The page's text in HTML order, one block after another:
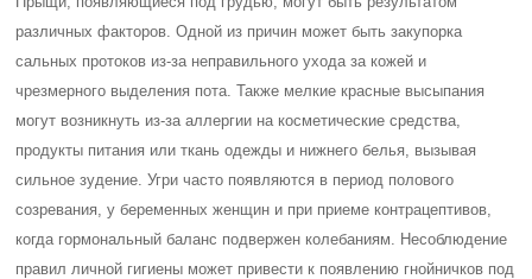
различных факторов. Одной из причин может быть закупорка
сальных протоков из-за неправильного ухода за кожей и
чрезмерного выделения пота. Также мелкие красные высыпания
могут возникнуть из-за аллергии на косметические средства,
продукты питания или ткань одежды и нижнего белья, вызывая
сильное зудение. Угри часто появляются в период полового
созревания, у беременных женщин и при приеме контрацептивов,
когда гормональный баланс подвержен колебаниям. Несоблюдение
правил личной гигиены может привести к появлению гнойничков под